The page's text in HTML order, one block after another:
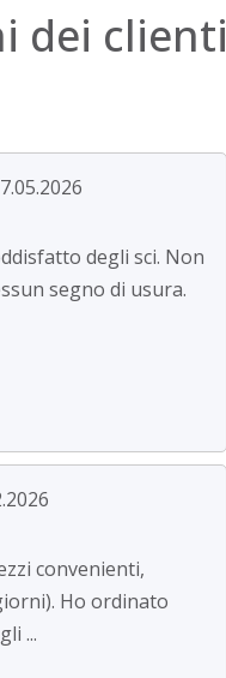
dei clienti
degli sci. Non
segno di usura.
convenienti,
Ho ordinato
...